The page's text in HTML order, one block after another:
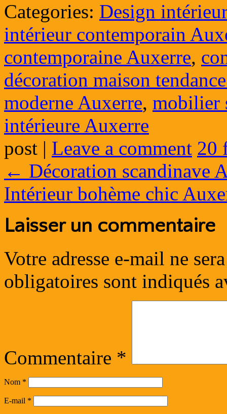
Categories: Design
intérieur contemporain
contemporaine Auxerre,
décoration maison
moderne Auxerre, mobilier
intérieure Auxerre
post | Leave a comment 20
← Décoration scandinave
Intérieur bohème chic
Laisser un commentaire
Votre adresse e-mail ne
obligatoires sont indiqués
Commentaire *
Nom *
E-mail *